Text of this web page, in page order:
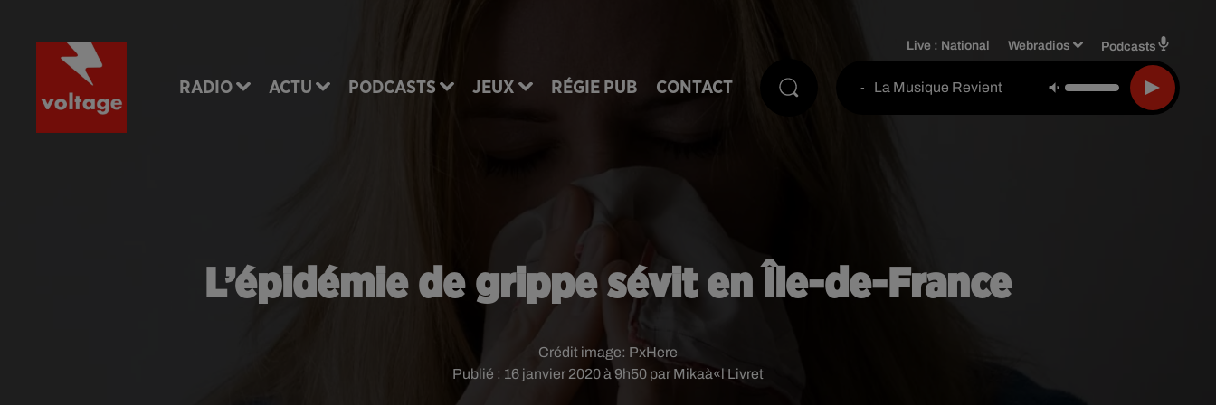
RADIO ACTU PODCASTS JEUX RÉGIE PUB CONTACT
Live : National Webradios Podcasts
- La Musique Revient
L’épidémie de grippe sévit en Île-de-France
Publié : 16 janvier 2020 à 9h50 par Mikaà«l Livret
Crédit image: PxHere